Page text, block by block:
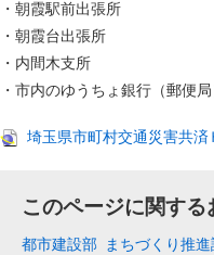
・朝霞駅前出張所
・朝霞台出張所
・内間木支所
・市内のゆうちょ銀行（郵便局
埼玉県市町村交通災害共済
このページに関す
都市建設部 まちづくり推進